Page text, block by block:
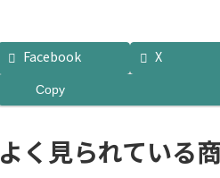
Facebook X
Copy
よく見られている